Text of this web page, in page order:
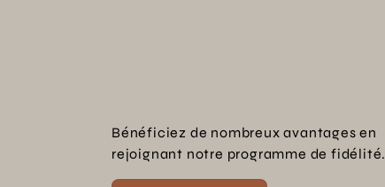
Bénéficiez de nombreux avantages en
rejoignant notre programme de fidélité.